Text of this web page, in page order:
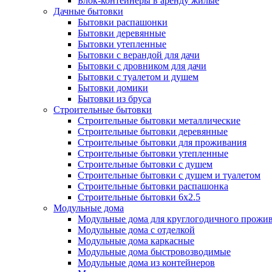
Дачные бытовки
Бытовки распашонки
Бытовки деревянные
Бытовки утепленные
Бытовки с верандой для дачи
Бытовки с дровником для дачи
Бытовки с туалетом и душем
Бытовки домики
Бытовки из бруса
Строительные бытовки
Строительные бытовки металлические
Строительные бытовки деревянные
Строительные бытовки для проживания
Строительные бытовки утепленные
Строительные бытовки с душем
Строительные бытовки с душем и туалетом
Строительные бытовки распашонка
Строительные бытовки 6x2.5
Модульные дома
Модульные дома для круглогодичного
Модульные дома с отделкой
Модульные дома каркасные
Модульные дома быстровозводимые
Модульные дома из контейнеров